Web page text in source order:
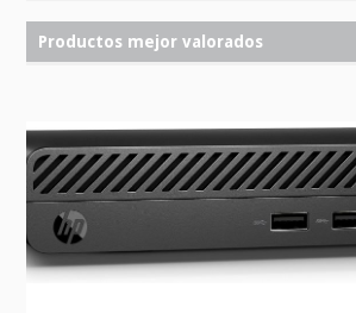
Productos mejor valorados